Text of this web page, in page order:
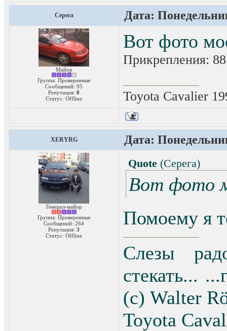
Серега Дата:
Майор
Группа: Проверенные
Сообщений: 95
Репутация: 0
Статус: Offline
Вот фото
Прикрепления:
Toyota Cavalier
XERYRG Дата:
Генерал-майор
Группа: Проверенные
Сообщений: 264
Репутация: 3
Статус: Offline
Quote (Серега)
Вот фото
Помоему я
Слезы
стекать...
(с) Walter
Toyota